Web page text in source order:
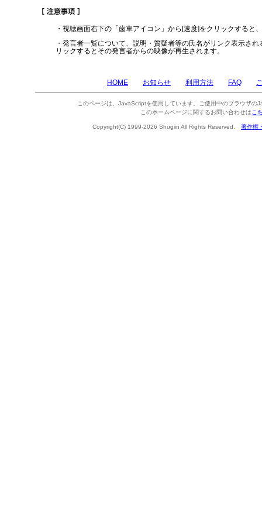
・視聴画面右下の「歯車アイコン」から[速度]をクリックすると
・発言者一覧について、説明・質疑者等の氏名がリンク表示さ
リックするとその発言者からの映像が再生されます。
HOME お知らせ 利用方法 FAQ
このページは、JavaScriptを使用しています。ご使用中のブラウザの
このホームページに関するお問い合わせは こ
Copyright(C) 1999-2026 Shugiin All Rights Reserved. 著作権